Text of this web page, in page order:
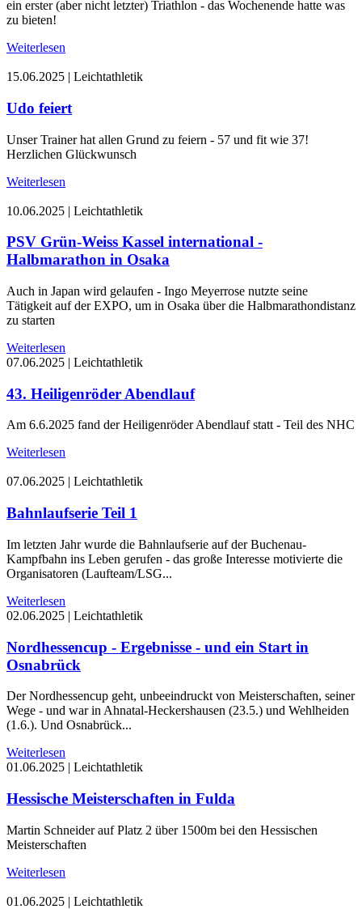
ein erster (aber nicht letzter) Triathlon - das Wochenende hatte was
zu bieten!
Weiterlesen
15.06.2025 | Leichtathletik
Udo feiert
Unser Trainer hat allen Grund zu feiern - 57 und fit wie 37!
Herzlichen Glückwunsch
Weiterlesen
10.06.2025 | Leichtathletik
PSV Grün-Weiss Kassel international -
Halbmarathon in Osaka
Auch in Japan wird gelaufen - Ingo Meyerrose nutzte seine
Tätigkeit auf der EXPO, um in Osaka über die Halbmarathondistanz
zu starten
Weiterlesen
07.06.2025 | Leichtathletik
43. Heiligenröder Abendlauf
Am 6.6.2025 fand der Heiligenröder Abendlauf statt - Teil des NHC
Weiterlesen
07.06.2025 | Leichtathletik
Bahnlaufserie Teil 1
Im letzten Jahr wurde die Bahnlaufserie auf der Buchenau-
Kampfbahn ins Leben gerufen - das große Interesse motivierte die
Organisatoren (Laufteam/LSG...
Weiterlesen
02.06.2025 | Leichtathletik
Nordhessencup - Ergebnisse - und ein Start in
Osnabrück
Der Nordhessencup geht, unbeeindruckt von Meisterschaften, seiner
Wege - und war in Ahnatal-Heckershausen (23.5.) und Wehlheiden
(1.6.). Und Osnabrück...
Weiterlesen
01.06.2025 | Leichtathletik
Hessische Meisterschaften in Fulda
Martin Schneider auf Platz 2 über 1500m bei den Hessischen
Meisterschaften
Weiterlesen
01.06.2025 | Leichtathletik